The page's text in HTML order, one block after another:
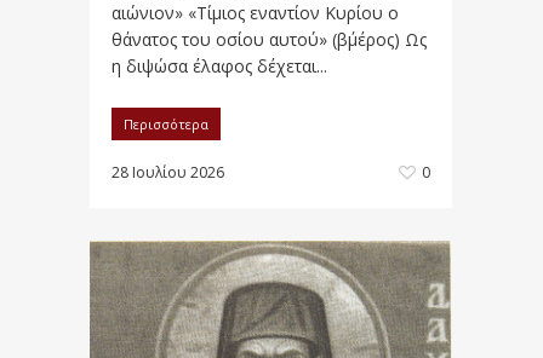
αιώνιον» «Τίμιος εναντίον Κυρίου ο
θάνατος του οσίου αυτού» (β΄μέρος) Ως
η διψώσα έλαφος δέχεται...
Περισσότερα
28 Ιουλίου 2026 0